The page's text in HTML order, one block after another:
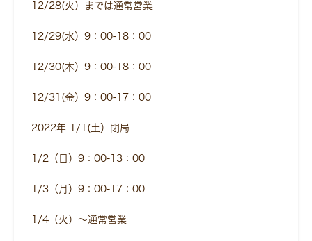
12/28(火）までは通常営業
12/29(水）9：00-18：00
12/30(木）9：00-18：00
12/31(金）9：00-17：00
2022年 1/1(土）閉局
1/2（日）9：00-13：00
1/3（月）9：00-17：00
1/4（火）～通常営業